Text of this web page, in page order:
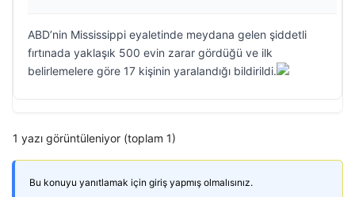
ABD’nin Mississippi eyaletinde meydana gelen şiddetli
fırtınada yaklaşık 500 evin zarar gördüğü ve ilk
belirlemelere göre 17 kişinin yaralandığı bildirildi.
1 yazı görüntüleniyor (toplam 1)
Bu konuyu yanıtlamak için giriş yapmış olmalısınız.